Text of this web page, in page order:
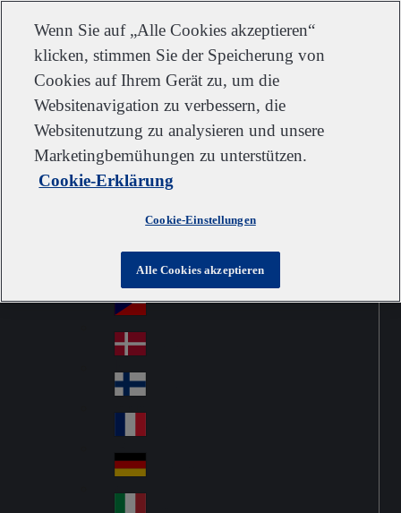
Go to home
Jump to navigation
Jump to content
Contact
Kundendienst Kontakt Newsletter KarriereLieferanten
Austria
Au
str
ali
a
Australia
Au
stri Brazil
Ca
na
da
Canada
Ch
ina
中国大陆
Cz
ec
h
Česko
De
nm
ark
Fin
d
Fra
nc
e
Ge
Wenn Sie auf „Alle Cookies akzeptieren“
klicken, stimmen Sie der Speicherung von
Cookies auf Ihrem Gerät zu, um die
Websitenavigation zu verbessern, die
Websitenutzung zu analysieren und unsere
Marketingbemühungen zu unterstützen.
Cookie-Erklärung
Cookie-Einstellungen
Alle Cookies akzeptieren